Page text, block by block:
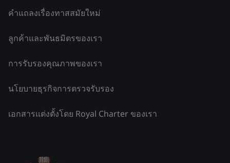
คำแถลงเรื่องทาสสมัยใหม่
ลูกค้าและพันธมิตรของเรา
การรับรองคุณภาพของเรา
นโยบายธุรกิจการตรวจรับรอง
เอกสารแต่งตั้งโดย Royal Charter ของเรา